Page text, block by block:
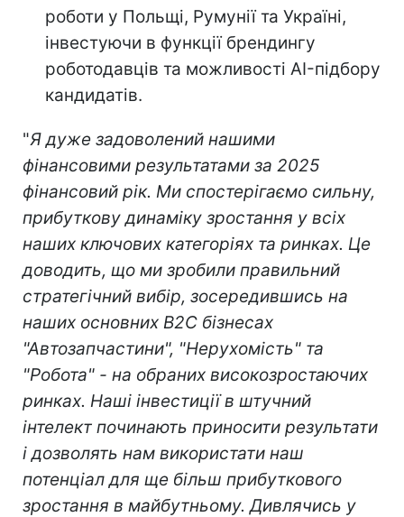
роботи у Польщі, Румунії та Україні,
інвестуючи в функції брендингу
роботодавців та можливості AI-підбору
кандидатів.
"Я дуже задоволений нашими
фінансовими результатами за 2025
фінансовий рік. Ми спостерігаємо сильну,
прибуткову динаміку зростання у всіх
наших ключових категоріях та ринках. Це
доводить, що ми зробили правильний
стратегічний вибір, зосередившись на
наших основних B2C бізнесах
"Автозапчастини", "Нерухомість" та
"Робота" - на обраних високозростаючих
ринках. Наші інвестиції в штучний
інтелект починають приносити результати
і дозволять нам використати наш
потенціал для ще більш прибуткового
зростання в майбутньому. Дивлячись у